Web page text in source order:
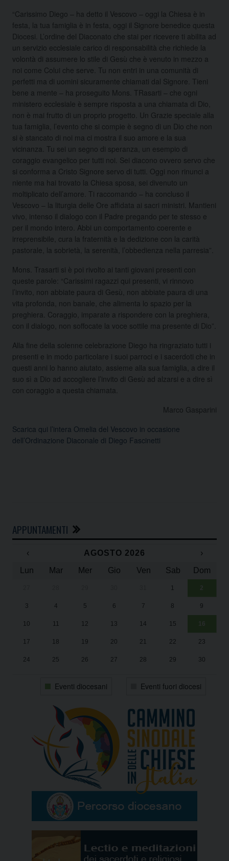
“Carissimo Diego – ha detto il Vescovo – oggi la Chiesa è in
festa, la tua famiglia è in festa, oggi il Signore benedice questa
Diocesi. L’ordine del Diaconato che stai per ricevere ti abilita ad
un servizio ecclesiale carico di responsabilità che richiede la
volontà di assumere lo stile di Gesù che è venuto in mezzo a
noi come Colui che serve. Tu non entri in una comunità di
perfetti ma di uomini sicuramente chiamati dal Signore. Tieni
bene a mente – ha proseguito Mons. TRasarti – che ogni
ministero ecclesiale è sempre risposta a una chiamata di Dio,
non è mai frutto di un proprio progetto. Un Grazie speciale alla
tua famiglia, l’evento che si compie è segno di un Dio che non
si è stancato di noi ma ci mostra il suo amore e la sua
vicinanza. Tu sei un segno di speranza, un esempio di
coraggio evangelico per tutti noi. Sei diacono ovvero servo che
si conforma a Cristo Signore servo di tutti. Oggi non rinunci a
niente ma hai trovato la Chiesa sposa, sei divenuto un
moltiplicato dell’amore. Ti raccomando – ha concluso il
Vescovo – la liturgia delle Ore affidata ai sacri ministri. Mantieni
vivo, intenso il dialogo con il Padre pregando per te stesso e
per il mondo intero. Abbi un comportamento coerente e
irreprensibile, cura la fraternità e la dedizione con la carità
pastorale, la sobrietà, la serenità, l’obbedienza nella parresia”.
Mons. Trasarti si è poi rivolto ai tanti giovani presenti con
queste parole: “Carissimi ragazzi qui presenti, vi rinnovo
l’invito, non abbiate paura di Gesù, non abbiate paura di una
vita profonda, non banale, che alimenta lo spazio per la
preghiera. Coraggio, imparate a rispondere con la preghiera,
con il dialogo, non soffocate la voce sottile ma presente di Dio”.
Alla fine della solenne celebrazione Diego ha ringraziato tutti i
presenti e in modo particolare i suoi parroci e i sacerdoti che in
questi anni lo hanno aiutato, assieme alla sua famiglia, a dire il
suo sì a Dio ad accogliere l’invito di Gesù ad alzarsi e a dire sì
con coraggio a questa chiamata.
Marco Gasparini
Scarica qui l’intera Omelia del Vescovo in occasione
dell’Ordinazione Diaconale di Diego Fascinetti
APPUNTAMENTI
‹ AGOSTO 2026
›
Lun
Mar Mer Gio Ven Sab Dom
1 2
3 4 5 6 7 8 9
10 11 12 13 14 15 16
17 18 19 20 21 22 23
24 25 26 27 28 29 30
Eventi diocesani Eventi fuori diocesi